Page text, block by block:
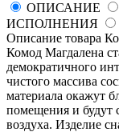
ОПИСАНИЕ
ИСПОЛНЕНИЯ
Описание товара
Комод Магдалена
демократичного
чистого массива
материала окажут
помещения и будут
воздуха. Изделие